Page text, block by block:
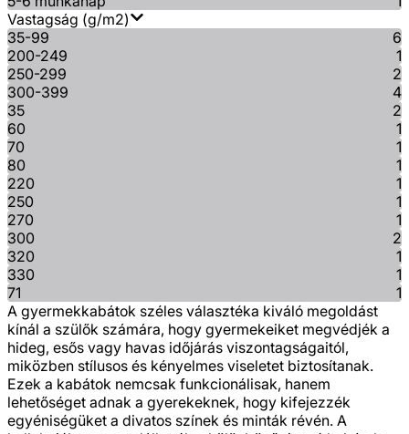
Vastagság (g/m2)
35-99
6
200-249
1
250-299
2
300-399
4
35
2
60
1
70
1
80
1
220
1
250
1
270
1
300
2
320
1
330
1
71
1
A gyermekkabátok széles választéka kiváló megoldást
kínál a szülők számára, hogy gyermekeiket megvédjék a
hideg, esős vagy havas időjárás viszontagságaitól,
miközben stílusos és kényelmes viseletet biztosítanak.
Ezek a kabátok nemcsak funkcionálisak, hanem
lehetőséget adnak a gyerekeknek, hogy kifejezzék
egyéniségüket a divatos színek és minták révén. A